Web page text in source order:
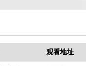
观看地址